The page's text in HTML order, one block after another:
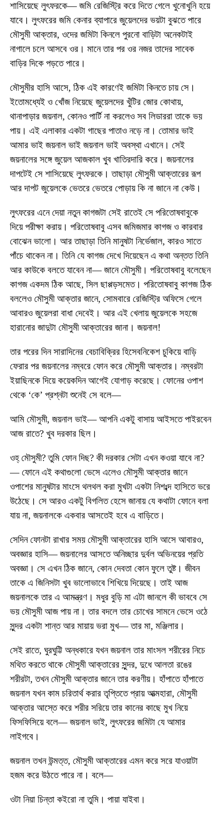
শাসিয়েছে লুৎফরকে— জমি রেজিস্ট্রি করে দিতে গেলে খুনোখুনি হয়ে
যাবে। লুৎফরের জমি কেনার ব্যাপারে জুয়েলদের ভয়টা বুঝতে পারে
মৌসুমী আক্তার, ওদের জমিটা কিনলে পুরনো বাড়িটা অনেকটাই
নাগালে চলে আসবে ওর। মানে তার পর ওর নজর তাদের সাবেক
বাড়ির দিকে পড়তে পারে।
মৌসুমীর হাসি আসে, ঠিক এই কারণেই জমিটা কিনতে চায় সে।
ইতোমধ্যেই ও খোঁজ নিয়েছে জুয়েলদের খুঁটির জোর কোথায়,
থানাপাড়ার জয়নাল, কোনও পার্টি না করলেও সব লিডাররা তাকে ভয়
পায়। এই এলাকার একটা গাছের পাতাও নড়ে না। তোমার ভাই
আমার ভাই জয়নাল ভাই জয়নাল ভাই অবস্থা এখানে। সেই
জয়নালের সঙ্গে জুয়েল আজকাল খু্ব খাতিরদারি করে। জয়নালের
দাপটেই সে শাসিয়েছে লুৎফরকে। তাছাড়া মৌসুমী আক্তারের রূপ
আর দাপট জুয়েলকে ভেতরে ভেতরে পোড়ায় কি না জানে না কেউ।
লুৎফরের এনে দেয়া নতুন কাগজটা সেই রাতেই সে পরিতোষবাবুকে
দিয়ে পরীক্ষা করায়। পরিতোষবাবু এসব জমিজমার কাগজ ও কারবার
বোঝেন ভালো। আর তাছাড়া তিনি মানুষটা নির্ভেজাল, কারও সাতে
পাঁচে থাকেন না। তিনি যে কাগজ দেখে দিয়েছেন এ কথা অন্তত তিনি
আর কাউকে বলতে যাবেন না— জানে মৌসুমী। পরিতোষবাবু বলেছেন
কাগজ একদম ঠিক আছে, সিল ছাপ্পড়সমেত। পরিতোষবাবু কাগজ ঠিক
বললেও মৌসুমী আক্তার জানে, সোমবারে রেজিস্ট্রি অফিসে গেলে
আবারও জুয়েলরা বাধা দেবেই। আর এই খেলায় জুয়েলকে সহজে
হারানোর জাদুটা মৌসুমী আক্তারের জানা। জয়নাল!
তার পরের দিন সারাদিনের বেচাবিক্রির হিসেবনিকেশ চুকিয়ে বাড়ি
ফেরার পর জয়নালের নম্বরে ফোন করে মৌসুমী আক্তার। নম্বরটা
ইয়াছিনকে দিয়ে কয়েকদিন আগেই যোগাড় করেছে। ফোনের ওপাশ
থেকে ‘কে’ প্রশ্নটা শুনেই সে বলে—
আমি মৌসুমী, জয়নাল ভাই— আপনি একটু বাসায় আইসতে পাইরবেন
আজ রাতে? খুব দরকার ছিল।
ওহ্ মৌসুমী? তুমি ফোন দিছ? কী দরকার সেটা এখন কওয়া যাবে না?
— ফোনে এই কথাগুলো ভেসে এলেও মৌসুমী আক্তার জানে
ওপাশের মানুষটার মাংসে থলথল করা মুখটা একটা নিশঃব্দ হাসিতে ভরে
উঠেছে। সে আরও একটু বিগলিত হেসে জানায় যে কথাটা ফোনে বলা
যায় না, জয়নালকে একবার আসতেই হবে এ বাড়িতে।
সেদিন ফোনটা রাখার সময় মৌসুমী আক্তারের হাসি আসে আবারও,
অবজ্ঞার হাসি— জয়নালের আসতে অনিচ্ছার দুর্বল অভিনয়ের প্রতি
অবজ্ঞা। সে এখন ঠিক জানে, কোন দেবতা কোন ফুলে তুষ্ট। জীবন
তাকে এ জিনিসটা খুব ভালোভাবে শিখিয়ে দিয়েছে। তাই আজ
জয়নালকে তার এ আমন্ত্রণ। মধুর বুড়ি মা এটা জানলে কী ভাববে সে
ভয় মৌসুমী আজ পায় না। তার বদলে তার চোখের সামনে ভেসে ওঠে
সুন্দর একটা শান্ত আর মায়ায় ভরা মুখ— তার মা, মঞ্জিলার।
সেই রাতে, ঘুরঘুট্টি অন্ধকারে যখন জয়নাল তার মাংসল শরীরের নিচে
মথিত করতে থাকে মৌসুমী আক্তারের সুন্দর, দুধে আলতা রঙের
শরীরটা, তখন মৌসুমী আক্তার জানে তার করণীয়। হাঁপাতে হাঁপাতে
জয়নাল যখন কাম চরিতার্থ করার তৃপ্তিতে প্রায় আত্মহারা, মৌসুমী
আক্তার আস্তে করে শরীর সরিয়ে তার কানের কাছে মুখ নিয়ে
ফিসফিসিয়ে বলে— জয়নাল ভাই, লুৎফরের জমিটা যে আমার
লাইগবে।
জয়নাল তখন উন্মত্ত, মৌসুমী আক্তারের এমন করে সরে যাওয়াটা
হজম করে উঠতে পারে না। বলে—
ওটা নিয়া চিন্তা কইরো না তুমি। পায়া যাইবা।